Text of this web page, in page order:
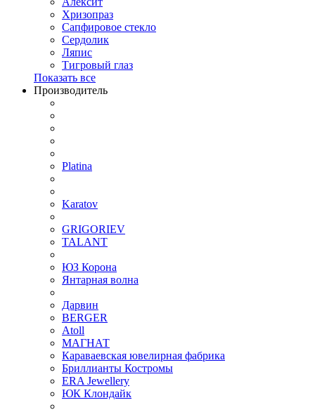
Хризопраз
Сапфировое стекло
Сердолик
Ляпис
Тигровый глаз
Показать все
Производитель
Platina
Karatov
GRIGORIEV
TALANT
ЮЗ Корона
Янтарная волна
Дарвин
BERGER
Atoll
МАГНАТ
Караваевская ювелирная фабрика
Бриллианты Костромы
ERA Jewellery
ЮК Клондайк